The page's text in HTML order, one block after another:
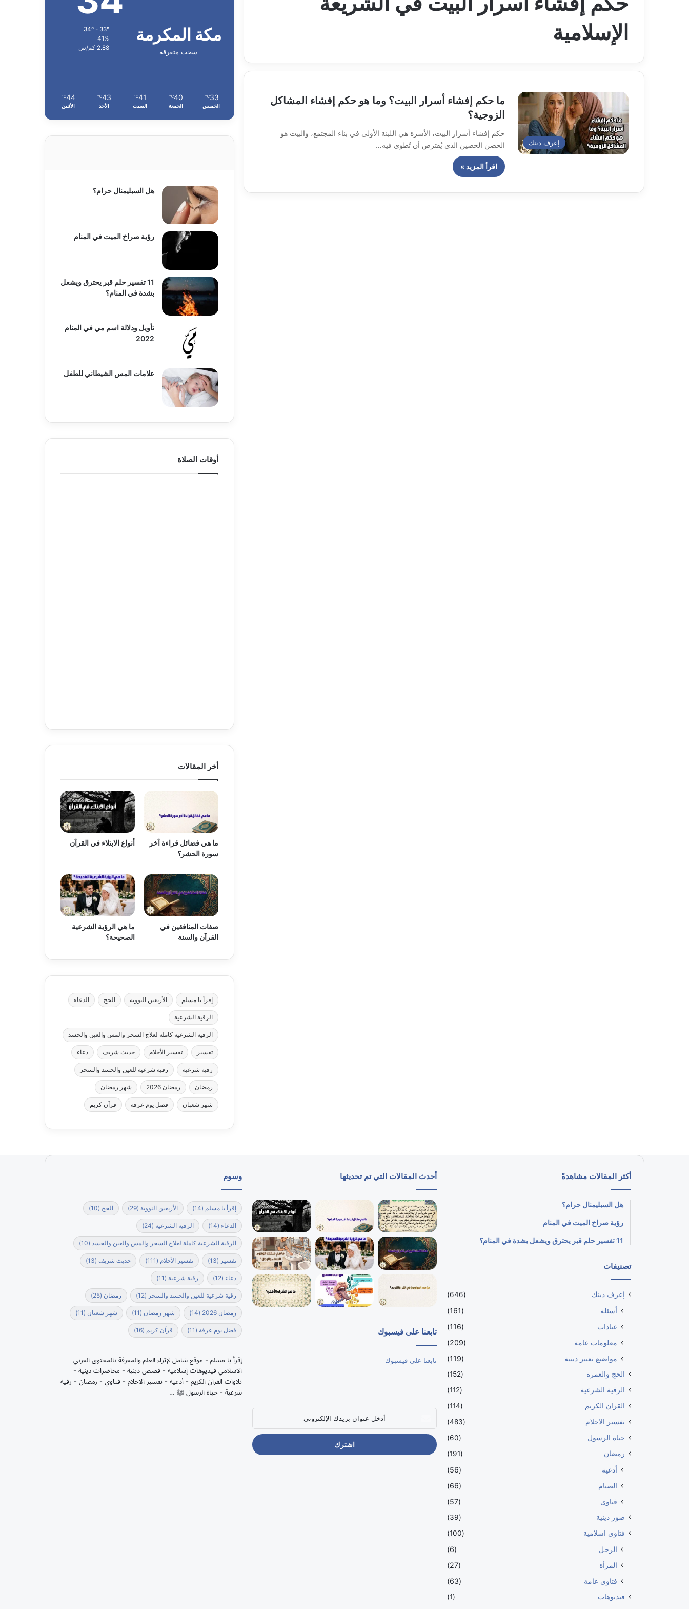
الإسلامية
إعرف دينك
ما حكم إفشاء أسرار البيت؟ وما هو حكم إفشاء المشاكل
الزوجية؟
حكم إفشاء أسرار البيت، الأسرة هي اللبنة الأولى في بناء المجتمع، والبيت هو
الحصن الحصين الذي يُفترض أن تُطوى فيه…
اقرأ المزيد »
مكة المكرمة
سحب متفرقة
34º - 33º
41%
2.88 كم/س
33
℃
الخميس
40
℃
الجمعة
41
℃
السبت
43
℃
الأحد
44
℃
الأثنين
هل السبليمنال حرام؟
رؤية صراخ الميت في المنام
11 تفسير حلم قبر يحترق ويشعل
بشدة في المنام؟
تأويل ودلالة اسم مي في المنام
2022
علامات المس الشيطاني للطفل
أوقات الصلاة
أخر المقالات
ما هي فضائل قراءة آخر
سورة الحشر؟
أنواع الابتلاء في القرآن
صفات المنافقين في
القرآن والسنة
ما هي الرؤية الشرعية
الصحيحة؟
إقرأ يا مسلم الأربعين النووية الحج الدعاء
الرقية الشرعية
الرقية الشرعية كاملة لعلاج السحر والمس والعين والحسد
تفسير تفسير الأحلام حديث شريف دعاء
رقية شرعية رقية شرعية للعين والحسد والسحر
رمضان رمضان 2026 شهر رمضان
شهر شعبان فضل يوم عرفة قرآن كريم
أكثر المقالات مشاهدةً
هل السبليمنال حرام؟
رؤية صراخ الميت في المنام
11 تفسير حلم قبر يحترق ويشعل بشدة في المنام؟
تصنيفات
إعرف دينك (646)
أسئلة
(161)
عبادات
(116)
معلومات عامة
(209)
مواضيع تعبير دينية
(119)
الحج والعمرة
(152)
الرقية الشرعية
(112)
القران الكريم
(114)
تفسير الاحلام
(483)
حياة الرسول
(60)
رمضان
(191)
أدعية
(56)
الصيام
(66)
فتاوى
(57)
صور دينية
(39)
فتاوي اسلامية
(100)
الرجل
(6)
المرأة
(27)
فتاوى عامة
(63)
فيديوهات
(1)
أحدث المقالات التي تم تحديثها
تابعنا على فيسبوك
تابعنا على فيسبوك
بريدك
الإلكتروني
وسوم
إقرأ يا مسلم (14) الأربعين النووية (29) الحج (10)
الدعاء (14) الرقية الشرعية (24)
الرقية الشرعية كاملة لعلاج السحر والمس والعين والحسد (10)
تفسير (13) تفسير الأحلام (111) حديث شريف(13)
دعاء (12) رقية شرعية (11)
رقية شرعية للعين والحسد والسحر (12) رمضان (25)
رمضان 2026 (14) شهر رمضان (11) شهر شعبان (11)
فضل يوم عرفة (11) قرآن كريم (16)
إقرأ يا مسلم - موقع شامل لإثراء العلم والمعرفة بالمحتوى العربي
الاسلامي فيديوهات إسلامية - قصص دينية - محاضرات دينية -
تلاوات القران الكريم - أدعية - تفسير الاحلام - فتاوي - رمضان - رقية
شرعية - حياة الرسول ﷺ …